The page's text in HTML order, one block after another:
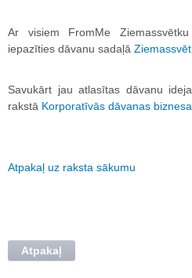
Ar visiem FromMe
iepazīties dāvanu sadaļā
Savukārt jau atlasītas dāvanu
rakstā Korporatīvās dāvanas
Atpakaļ uz raksta sākumu
Atpakaļ